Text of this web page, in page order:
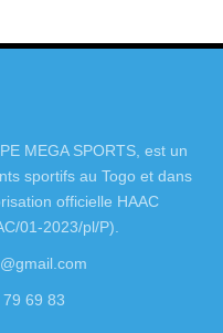
MEGA SPORTS, est un
sportifs au Togo et dans
officielle HAAC
01-2023/pl/P).
69 83